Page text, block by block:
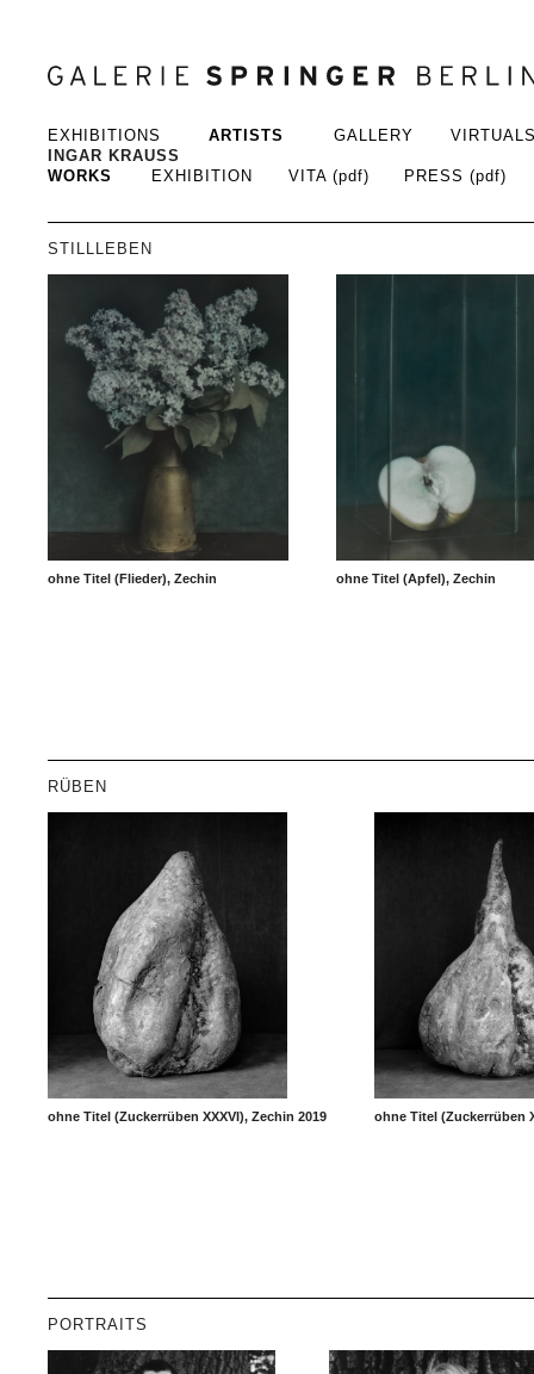
EXHIBITIONS ARTISTS GALLERY
INGAR KRAUSS
WORKS
EXHIBITION VITA (pdf) PRESS (pdf)
STILLLEBEN
ohne Titel (Flieder), Zechin ohne Titel (Apfel), Zechin
RÜBEN
ohne Titel (Zuckerrüben XXXVI), Zechin 2019 ohne Titel (Zuckerrüben
PORTRAITS